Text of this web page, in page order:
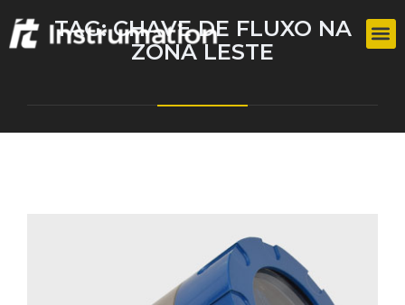
TAG:CHAVE DE FLUXO NA
ZONA LESTE